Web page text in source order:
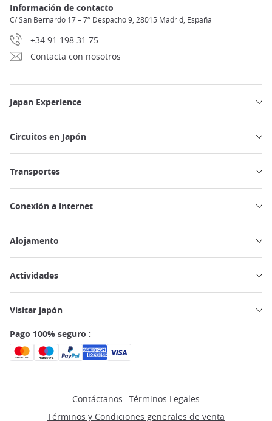
Información de contacto
C/ San Bernardo 17 – 7º Despacho 9, 28015 Madrid, España
+34 91 198 31 75
Contacta con nosotros
Japan Experience
Circuitos en Japón
Transportes
Conexión a internet
Alojamento
Actividades
Visitar japón
Pago 100% seguro :
Contáctanos Términos Legales
Términos y Condiciones generales de venta